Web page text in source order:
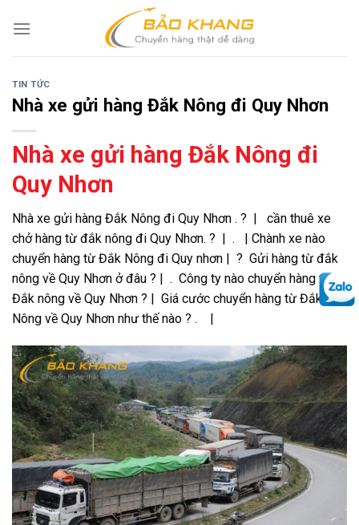
TIN TỨC
Nhà xe gửi hàng Đắk Nông đi Quy Nhơn
Nhà xe gửi hàng Đắk Nông đi
Quy Nhơn
Nhà xe gửi hàng Đắk Nông đi Quy Nhơn . ? | cần thuê xe
chở hàng từ đắk nông đi Quy Nhơn. ? | . | Chành xe nào
chuyển hàng từ Đắk Nông đi Quy nhơn | ? Gửi hàng từ đắk
nông về Quy Nhơn ở đâu ? | . Công ty nào chuyển hàng từ
Đắk nông về Quy Nhơn ? | Giá cước chuyển hàng từ Đắk
Nông về Quy Nhơn như thế nào ? . |